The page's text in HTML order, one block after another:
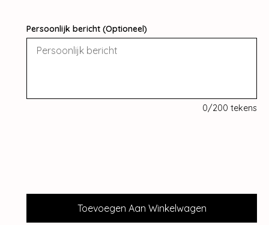
Persoonlijk bericht (Optioneel)
0/200 tekens